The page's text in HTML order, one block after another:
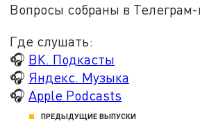
Вопросы собраны в Телеграм-
Где слушать:
🎧 ВК. Подкасты
🎧 Яндекс. Музыка
🎧 Apple Podcasts
ПРЕДЫДУЩИЕ ВЫПУСКИ